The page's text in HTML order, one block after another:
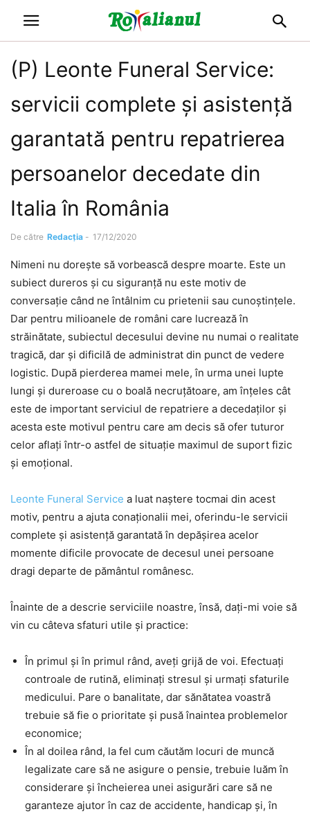
(P) Leonte Funeral Service:
servicii complete și asistență
garantată pentru repatrierea
persoanelor decedate din
Italia în România
De către Redacția - 17/12/2020
Nimeni nu dorește să vorbească despre moarte. Este un
subiect dureros și cu siguranță nu este motiv de
conversație când ne întâlnim cu prietenii sau cunoștințele.
Dar pentru milioanele de români care lucrează în
străinătate, subiectul decesului devine nu numai o realitate
tragică, dar și dificilă de administrat din punct de vedere
logistic. După pierderea mamei mele, în urma unei lupte
lungi și dureroase cu o boală necruțătoare, am înțeles cât
este de important serviciul de repatriere a decedaților și
acesta este motivul pentru care am decis să ofer tuturor
celor aflați într-o astfel de situație maximul de suport fizic
și emoțional.
Leonte Funeral Service a luat naștere tocmai din acest
motiv, pentru a ajuta conaționalii mei, oferindu-le servicii
complete și asistență garantată în depășirea acelor
momente dificile provocate de decesul unei persoane
dragi departe de pământul românesc.
Înainte de a descrie serviciile noastre, însă, dați-mi voie să
vin cu câteva sfaturi utile și practice:
În primul și în primul rând, aveți grijă de voi. Efectuați
controale de rutină, eliminați stresul și urmați sfaturile
medicului. Pare o banalitate, dar sănătatea voastră
trebuie să fie o prioritate și pusă înaintea problemelor
economice;
În al doilea rând, la fel cum căutăm locuri de muncă
legalizate care să ne asigure o pensie, trebuie luăm în
considerare și încheierea unei asigurări care să ne
garanteze ajutor în caz de accidente, handicap și, în